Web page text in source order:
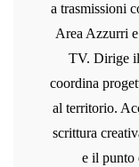
a trasmissioni
Area Azzurri
TV. Dirige
coordina
al territorio.
scrittura
e il punto